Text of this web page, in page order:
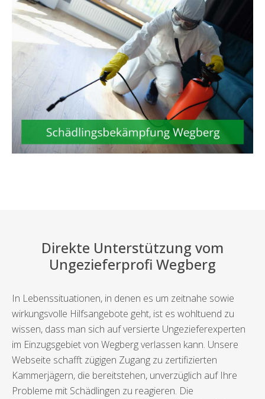
Direkte Unterstützung vom
Ungezieferprofi Wegberg
In Lebenssituationen, in denen es um zeitnahe sowie
wirkungsvolle Hilfsangebote geht, ist es wohltuend zu
wissen, dass man sich auf versierte Ungezieferexperten
im Einzugsgebiet von Wegberg verlassen kann. Unsere
Webseite schafft zügigen Zugang zu zertifizierten
Kammerjägern, die bereitstehen, unverzüglich auf Ihre
Probleme mit Schädlingen zu reagieren. Die